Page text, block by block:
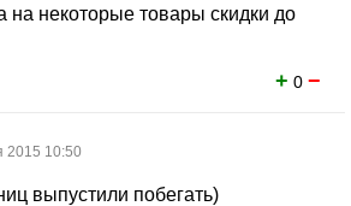
на некоторые товары скидки до
+ 0 −
2015 10:50
выпустили побегать)